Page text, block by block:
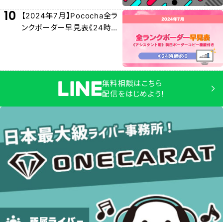
10
【2024年7月】Pococha全ラ
ンクボーダー早見表《24時締
無料相談はこちら
配信をはじめよう！